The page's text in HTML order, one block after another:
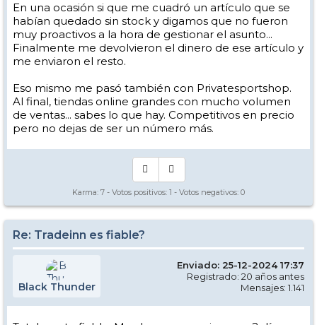
En una ocasión si que me cuadró un artículo que se
habían quedado sin stock y digamos que no fueron
muy proactivos a la hora de gestionar el asunto...
Finalmente me devolvieron el dinero de ese artículo y
me enviaron el resto.
Eso mismo me pasó también con Privatesportshop.
Al final, tiendas online grandes con mucho volumen
de ventas... sabes lo que hay. Competitivos en precio
pero no dejas de ser un número más.
Karma: 7 - Votos positivos: 1 - Votos negativos: 0
Re: Tradeinn es fiable?
Black Thunder
Enviado: 25-12-2024 17:37
Registrado: 20 años antes
Mensajes: 1.141